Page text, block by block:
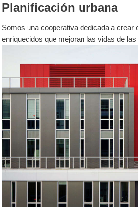
Planificación urbana
Somos una cooperativa dedicada a crear
enriquecidos que mejoran las vidas de las